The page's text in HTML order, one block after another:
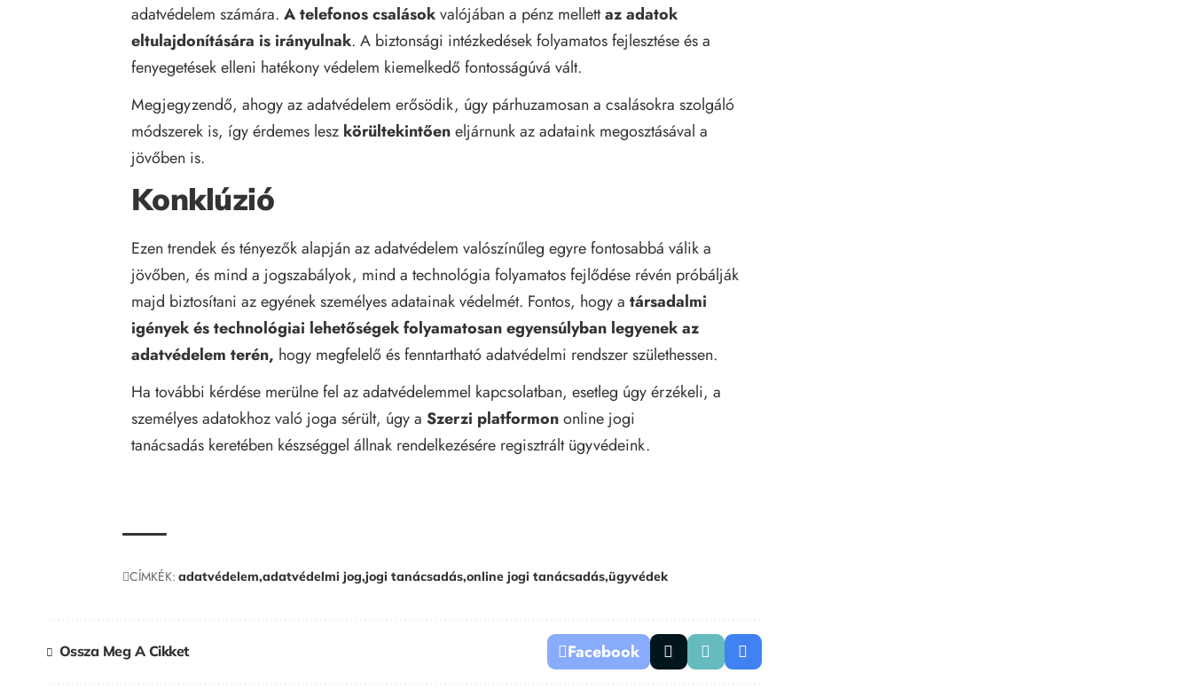
adatvédelem számára. A telefonos csalásokvalójában a pénz mellettaz adatok
eltulajdonítására is irányulnak. A biztonsági intézkedések folyamatos fejlesztése és a
fenyegetések elleni hatékony védelem kiemelkedő fontosságúvá vált.
Megjegyzendő, ahogy az adatvédelem erősödik, úgy párhuzamosan a csalásokra szolgáló
módszerek is, így érdemes lesz körültekintőeneljárnunk az adataink megosztásával a
jövőben is.
Konklúzió
Ezen trendek és tényezők alapján az adatvédelem valószínűleg egyre fontosabbá válik a
jövőben, és mind a jogszabályok, mind a technológia folyamatos fejlődése révén próbálják
majd biztosítani az egyének személyes adatainak védelmét. Fontos, hogy a társadalmi
igények és technológiai lehetőségek folyamatosan egyensúlyban legyenek az
adatvédelem terén, hogy megfelelő és fenntartható adatvédelmi rendszer születhessen.
Ha további kérdése merülne fel az adatvédelemmel kapcsolatban, esetleg úgy érzékeli, a
személyes adatokhoz való joga sérült, úgy a Szerzi platformononline jogi
tanácsadás keretében készséggel állnak rendelkezésére regisztrált ügyvédeink.
CÍMKÉK: adatvédelem adatvédelmi jog jogi tanácsadás online jogi tanácsadás ügyvédek
Ossza Meg A Cikket Facebook